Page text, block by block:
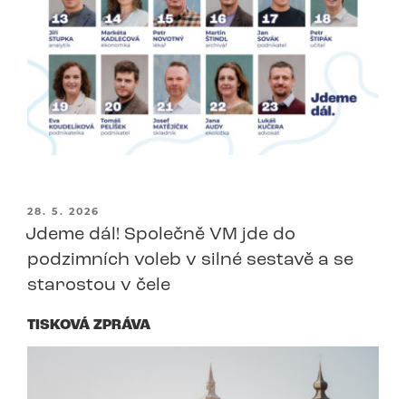
PUBLIKOVÁNO
28. 5. 2026
Jdeme dál! Společně VM jde do
podzimních voleb v silné sestavě a se
starostou v čele
TISKOVÁ ZPRÁVA